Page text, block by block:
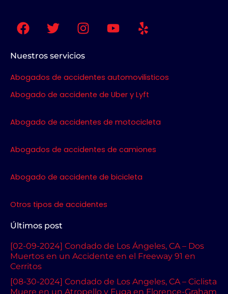
F
a
e
b
o
o
T
w
t
t
e
r
I
n
t
a
g
r
m
Y
o
u
b
e
Y
e
Nuestros servicios
Abogados de accidentes automovilisticos
Abogado de accidente de Uber y Lyft
Abogado de accidentes de motocicleta
Abogados de accidentes de camiones
Abogado de accidente de bicicleta
Otros tipos de accidentes
Últimos post
[02-09-2024] Condado de Los Ángeles, CA – Dos
Muertos en un Accidente en el Freeway 91 en
Cerritos
[08-30-2024] Condado de Los Angeles, CA – Ciclista
Muere en un Atropello y Fuga en Florence-Graham